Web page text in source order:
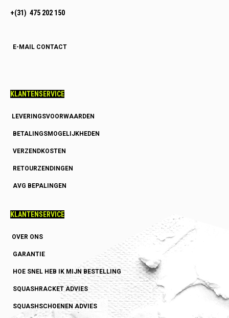
+(31) 475 202 150
E-MAIL CONTACT
KLANTENSERVICE
LEVERINGSVOORWAARDEN
BETALINGSMOGELIJKHEDEN
VERZENDKOSTEN
RETOURZENDINGEN
AVG BEPALINGEN
KLANTENSERVICE
OVER ONS
GARANTIE
HOE SNEL HEB IK MIJN BESTELLING
SQUASHRACKET ADVIES
SQUASHSCHOENEN ADVIES